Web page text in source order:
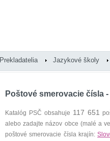
Prekladatelia Jazykové školy
Poštové smerovacie čísla
Katalóg PSČ obsahuje 117 651
alebo zadajte názov obce (malé a
poštové smerovacie čísla krajín: